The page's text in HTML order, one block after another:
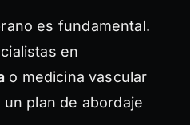
es fundamental.
en
o medicina vascular
plan de abordaje